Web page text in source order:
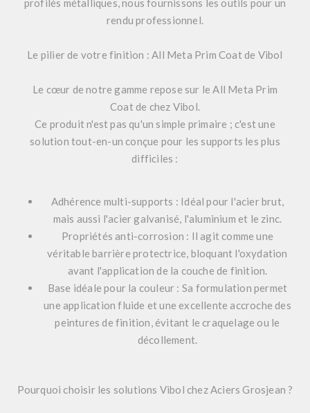
profilés métalliques, nous fournissons les outils pour un
rendu professionnel.
Le pilier de votre finition : All Meta Prim Coat de Vibol
Le cœur de notre gamme repose sur leAll Meta Prim
Coat de chez Vibol.
Ce produit n'est pas qu'un simple primaire ; c'est une
solution tout-en-un conçue pour les supports les plus
difficiles :
Adhérence multi-supports : Idéal pour l'acier brut,
mais aussi l'acier galvanisé, l'aluminium et le zinc.
Propriétés anti-corrosion : Il agit comme une
véritable barrière protectrice, bloquant l'oxydation
avant l'application de la couche de finition.
Base idéale pour la couleur : Sa formulation permet
une application fluide et une excellente accroche des
peintures de finition, évitant le craquelage ou le
décollement.
Pourquoi choisir les solutions Vibol chez Aciers Grosjean ?